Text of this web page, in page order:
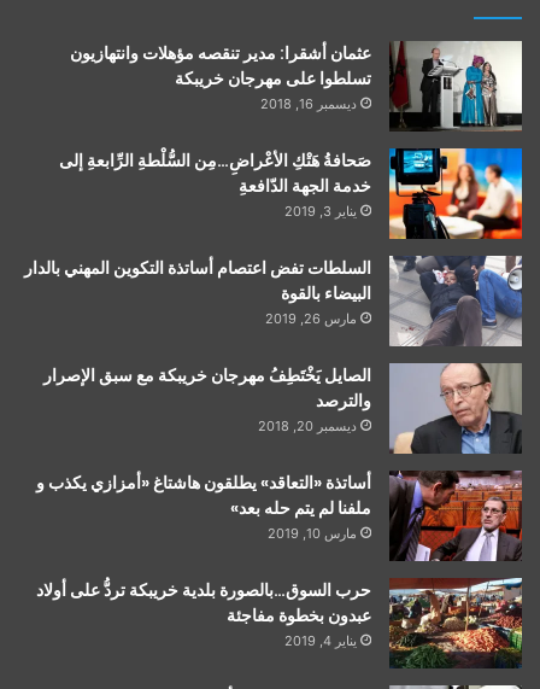
عثمان أشقرا: مدير تنقصه مؤهلات وانتهازيون
تسلطوا على مهرجان خريبكة
ديسمبر 16, 2018
صَحافةُ هَتْكِ الأعْراضِ…مِن السُّلْطةِ الرِّابعةِ إلى
خدمة الجهة الدّافعةِ
يناير 3, 2019
السلطات تفض اعتصام أساتذة التكوين المهني بالدار
البيضاء بالقوة
مارس 26, 2019
الصايل يَخْتَطِفُ مهرجان خريبكة مع سبق الإصرار
والترصد
ديسمبر 20, 2018
أساتذة «التعاقد» يطلقون هاشتاغ «أمزازي يكذب و
ملفنا لم يتم حله بعد»
مارس 10, 2019
حرب السوق…بالصورة بلدية خريبكة تردُّ على أولاد
عبدون بخطوة مفاجئة
يناير 4, 2019